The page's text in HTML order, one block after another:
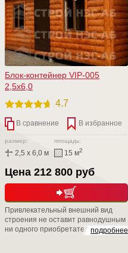
Вы не разочаруетесь!
Блок-контейнер VIP-005
2,5х6,0
4.7
В сравнение В избранное
размер:
2,5 x 6,0 м
площадь:
15 м2
Цена 212 800 руб
подробнее
Привлекательный внешний вид
строения не оставит равнодушным
ни одного приобретателя. Скрытый